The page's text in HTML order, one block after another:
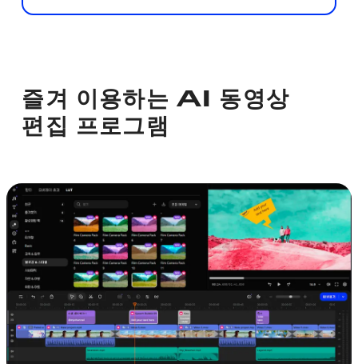
즐겨 이용하는 AI 동영상
편집 프로그램